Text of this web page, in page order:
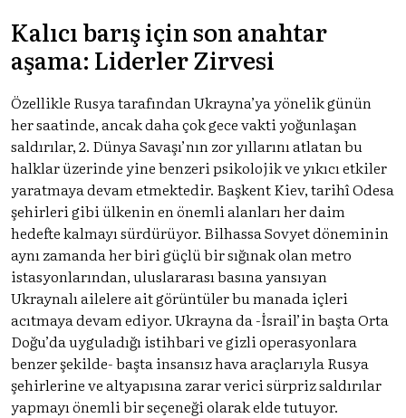
Kalıcı barış için son anahtar
aşama: Liderler Zirvesi
Özellikle Rusya tarafından Ukrayna’ya yönelik günün
her saatinde, ancak daha çok gece vakti yoğunlaşan
saldırılar, 2. Dünya Savaşı’nın zor yıllarını atlatan bu
halklar üzerinde yine benzeri psikolojik ve yıkıcı etkiler
yaratmaya devam etmektedir. Başkent Kiev, tarihî Odesa
şehirleri gibi ülkenin en önemli alanları her daim
hedefte kalmayı sürdürüyor. Bilhassa Sovyet döneminin
aynı zamanda her biri güçlü bir sığınak olan metro
istasyonlarından, uluslararası basına yansıyan
Ukraynalı ailelere ait görüntüler bu manada içleri
acıtmaya devam ediyor. Ukrayna da -İsrail’in başta Orta
Doğu’da uyguladığı istihbari ve gizli operasyonlara
benzer şekilde- başta insansız hava araçlarıyla Rusya
şehirlerine ve altyapısına zarar verici sürpriz saldırılar
yapmayı önemli bir seçeneği olarak elde tutuyor.